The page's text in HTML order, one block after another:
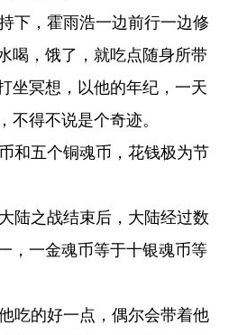
下，霍雨浩一边前行一边修
喝，饿了，就吃点随身所带
坐冥想，以他的年纪，一天
不得不说是个奇迹。
和五个铜魂币，花钱极为节
陆之战结束后，大陆经过数
，一金魂币等于十银魂币等
吃的好一点，偶尔会带着他